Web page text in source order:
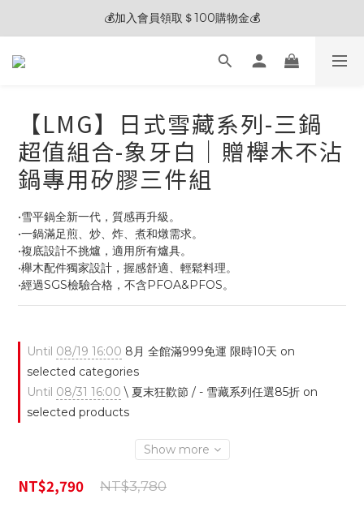
🎊夏末狂歡節限定優惠🎊︱全館滿 $3,000現折$200
🧽 熱銷清潔劑 2入贈五合一清潔刷 / 3入贈電動清潔刷 🎁
🎊夏末狂歡節限定優惠🎊︱全館滿 $3,000現折$200
【LMG】日式雪藏系列-三鍋
超值組合-象牙白｜贈櫸木不沾
鍋專用矽膠三件組
•雪平鍋全新一代，質感再升級。
•一鍋滿足煎、炒、炸、煮和燉需求。
•複底設計不挑爐，適用所有爐具。
•櫸木配件獨家設計，握感舒適、輕鬆料理。
•經過SGS檢驗合格，不含PFOA&PFOS。
Until 08/19 16:00 8月 全館滿999免運 限時10天 on
selected categories
Until 08/31 16:00 \ 夏末狂歡節 / - 雪藏系列任選85折 on
selected products
Show more
NT$3,780
NT$2,790